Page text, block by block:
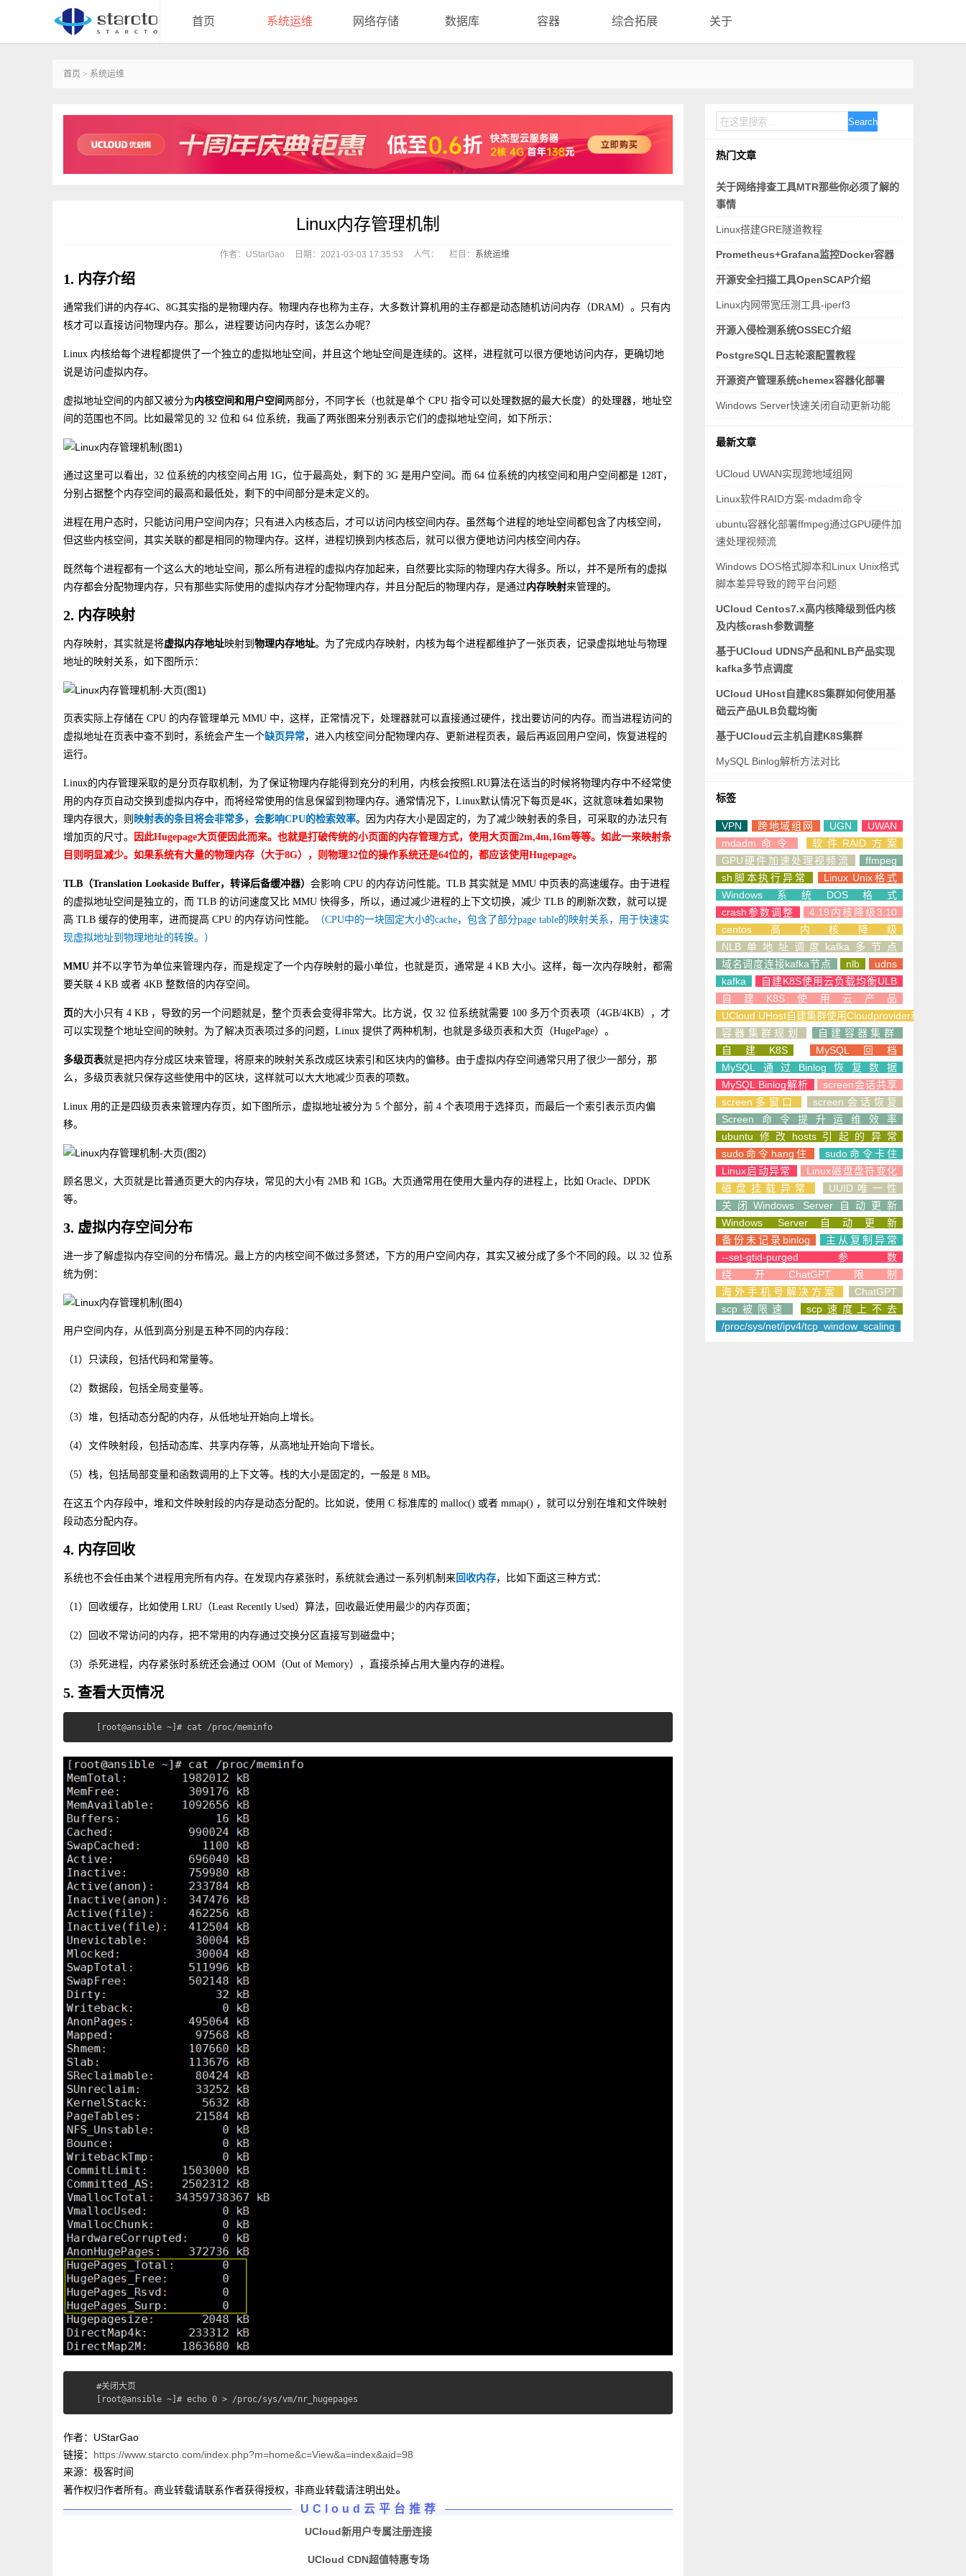
首页 系统运维 网络存储 数据库 容器 综合拓展 关于
首页 > 系统运维
Linux内存管理机制
作者：UStarGao 日期：2021-03-03 17:35:53 人气： 栏目： 系统运维
1. 内存介绍
通常我们讲的内存4G、8G其实指的是物理内存。物理内存也称为主存，大多数计算机用的主存都是动态随机访问内存（DRAM）。只有内
核才可以直接访问物理内存。那么，进程要访问内存时，该怎么办呢？
Linux 内核给每个进程都提供了一个独立的虚拟地址空间，并且这个地址空间是连续的。这样，进程就可以很方便地访问内存，更确切地
说是访问虚拟内存。
虚拟地址空间的内部又被分为内核空间和用户空间两部分，不同字长（也就是单个 CPU 指令可以处理数据的最大长度）的处理器，地址空
间的范围也不同。比如最常见的 32 位和 64 位系统，我画了两张图来分别表示它们的虚拟地址空间，如下所示：
通过这里可以看出，32 位系统的内核空间占用 1G，位于最高处，剩下的 3G 是用户空间。而 64 位系统的内核空间和用户空间都是 128T，
分别占据整个内存空间的最高和最低处，剩下的中间部分是未定义的。
进程在用户态时，只能访问用户空间内存；只有进入内核态后，才可以访问内核空间内存。虽然每个进程的地址空间都包含了内核空间，
但这些内核空间，其实关联的都是相同的物理内存。这样，进程切换到内核态后，就可以很方便地访问内核空间内存。
既然每个进程都有一个这么大的地址空间，那么所有进程的虚拟内存加起来，自然要比实际的物理内存大得多。所以，并不是所有的虚拟
内存都会分配物理内存，只有那些实际使用的虚拟内存才分配物理内存，并且分配后的物理内存，是通过内存映射来管理的。
2. 内存映射
内存映射，其实就是将虚拟内存地址映射到 物理内存地址。为了完成内存映射，内核为每个进程都维护了一张页表，记录虚拟地址与物理
地址的映射关系，如下图所示：
页表实际上存储在 CPU 的内存管理单元 MMU 中，这样，正常情况下，处理器就可以直接通过硬件，找出要访问的内存。而当进程访问的
虚拟地址在页表中查不到时，系统会产生一个缺页异常，进入内核空间分配物理内存、更新进程页表，最后再返回用户空间，恢复进程的
运行。
Linux的内存管理采取的是分页存取机制，为了保证物理内存能得到充分的利用，内核会按照LRU算法在适当的时候将物理内存中不经常使
用的内存页自动交换到虚拟内存中，而将经常使用的信息保留到物理内存。通常情况下，Linux默认情况下每页是4K，这就意味着如果物
理内存很大，则 映射表的条目将会非常多，会影响CPU的检索效率。因为内存大小是固定的，为了减少映射表的条目，可采取的办法只有
增加页的尺寸。
因此Hugepage大页便因此而来。也就是打破传统的小页面的内存管理方式，使用大页面2m,4m,16m等等。如此一来映射条
目则明显减少。如果系统有大量的物理内存（大于8G），则物理32位的操作系统还是64位的，都应该使用Hugepage。
TLB（Translation Lookaside Buffer，转译后备缓冲器） 会影响 CPU 的内存访问性能。TLB 其实就是 MMU 中页表的高速缓存。由于进程
的虚拟地址空间是独立的，而 TLB 的访问速度又比 MMU 快得多，所以，通过减少进程的上下文切换，减少 TLB 的刷新次数，就可以提
高 TLB 缓存的使用率，进而提高 CPU 的内存访问性能。
（CPU中的一块固定大小的cache，包含了部分page table的映射关系，用于快速实
现虚拟地址到物理地址的转换。）
MMU 并不以字节为单位来管理内存，而是规定了一个内存映射的最小单位，也就是页，通常是 4 KB 大小。这样，每一次内存映射，都需
要关联 4 KB 或者 4KB 整数倍的内存空间。
页的大小只有 4 KB ，导致的另一个问题就是，整个页表会变得非常大。比方说，仅 32 位系统就需要 100 多万个页表项（4GB/4KB），才
可以实现整个地址空间的映射。为了解决页表项过多的问题，Linux 提供了两种机制，也就是多级页表和大页（HugePage）。
多级页表就是把内存分成区块来管理，将原来的映射关系改成区块索引和区块内的偏移。由于虚拟内存空间通常只用了很少一部分，那
么，多级页表就只保存这些使用中的区块，这样就可以大大地减少页表的项数。
Linux 用的正是四级页表来管理内存页，如下图所示，虚拟地址被分为 5 个部分，前 4 个表项用于选择页，而最后一个索引表示页内偏
移。
顾名思义，大页就是比普通页更大的内存块，常见的大小有 2MB 和 1GB。大页通常用在使用大量内存的进程上，比如 Oracle、DPDK
等。
3. 虚拟内存空间分布
进一步了解虚拟内存空间的分布情况。最上方的内核空间不做过多赘述，下方的用户空间内存，其实又被分成了多个不同的段。以 32 位系
统为例：
用户空间内存，从低到高分别是五种不同的内存段：
（1）只读段，包括代码和常量等。
（2）数据段，包括全局变量等。
（3）堆，包括动态分配的内存，从低地址开始向上增长。
（4）文件映射段，包括动态库、共享内存等，从高地址开始向下增长。
（5）栈，包括局部变量和函数调用的上下文等。栈的大小是固定的，一般是 8 MB。
在这五个内存段中，堆和文件映射段的内存是动态分配的。比如说，使用 C 标准库的 malloc() 或者 mmap() ，就可以分别在堆和文件映射
段动态分配内存。
4. 内存回收
系统也不会任由某个进程用完所有内存。在发现内存紧张时，系统就会通过一系列机制来回收内存，比如下面这三种方式：
（1）回收缓存，比如使用 LRU（Least Recently Used）算法，回收最近使用最少的内存页面；
（2）回收不常访问的内存，把不常用的内存通过交换分区直接写到磁盘中；
（3）杀死进程，内存紧张时系统还会通过 OOM（Out of Memory），直接杀掉占用大量内存的进程。
5. 查看大页情况
[root@ansible ~]# cat /proc/meminfo
#关闭大页
[root@ansible ~]# echo 0 > /proc/sys/vm/nr_hugepages
作者：UStarGao
链接： https://www.starcto.com/index.php?m=home&c=View&a=index&aid=98
来源：极客时间
著作权归作者所有。商业转载请联系作者获得授权，非商业转载请注明出处。
UCloud云平台推荐
UCloud新用户专属注册连接
UCloud CDN超值特惠专场
Search
热门文章
关于网络排查工具MTR那些你必须了解的
事情
Linux搭建GRE隧道教程
Prometheus+Grafana监控Docker容器
开源安全扫描工具OpenSCAP介绍
Linux内网带宽压测工具-iperf3
开源入侵检测系统OSSEC介绍
PostgreSQL日志轮滚配置教程
开源资产管理系统chemex容器化部署
Windows Server快速关闭自动更新功能
最新文章
UCloud UWAN实现跨地域组网
Linux软件RAID方案-mdadm命令
ubuntu容器化部署ffmpeg通过GPU硬件加
速处理视频流
Windows DOS格式脚本和Linux Unix格式
脚本差异导致的跨平台问题
UCloud Centos7.x高内核降级到低内核
及内核crash参数调整
基于UCloud UDNS产品和NLB产品实现
kafka多节点调度
UCloud UHost自建K8S集群如何使用基
础云产品ULB负载均衡
基于UCloud云主机自建K8S集群
MySQL Binlog解析方法对比
标签
VPN 跨地域组网 UGN
UWAN
mdadm命令
软件RAID方案
GPU硬件加速处理视频流
ffmpeg
sh脚本执行异常
Linux Unix格式
Windows系统DOS格式
crash参数调整
4.19内核降级3.10
centos高内核降级
NLB单地址调度kafka多节点
域名调度连接kafka节点
nlb
udns
kafka
自建K8S使用云负载均衡ULB
自建K8S使用云产品
UCloud UHost自建集群使用Cloudprovider和CSI
容器集群规划
自建容器集群
自建K8S
MySQL回档
MySQL通过Binlog恢复数据
MySQL Binlog解析
screen会话共享
screen多窗口
screen会话恢复
Screen命令提升运维效率
ubuntu修改hosts引起的异常
sudo命令hang住
sudo命令卡住
Linux启动异常
Linux磁盘盘符变化
磁盘挂载异常
UUID唯一性
关闭Windows Server自动更新
Windows Server自动更新
备份未记录binlog
主从复制异常
--set-gtid-purged参数
绕开ChatGPT限制
海外手机号解决方案
ChatGPT
scp被限速
scp速度上不去
/proc/sys/net/ipv4/tcp_window_scaling